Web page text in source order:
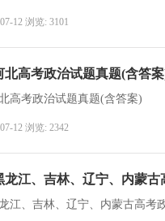
12 浏览: 3101
北高考政治试题真题(含答
高考政治试题真题(含答案)
12 浏览: 2342
龙江、吉林、辽宁、内蒙
江、吉林、辽宁、内蒙古高考